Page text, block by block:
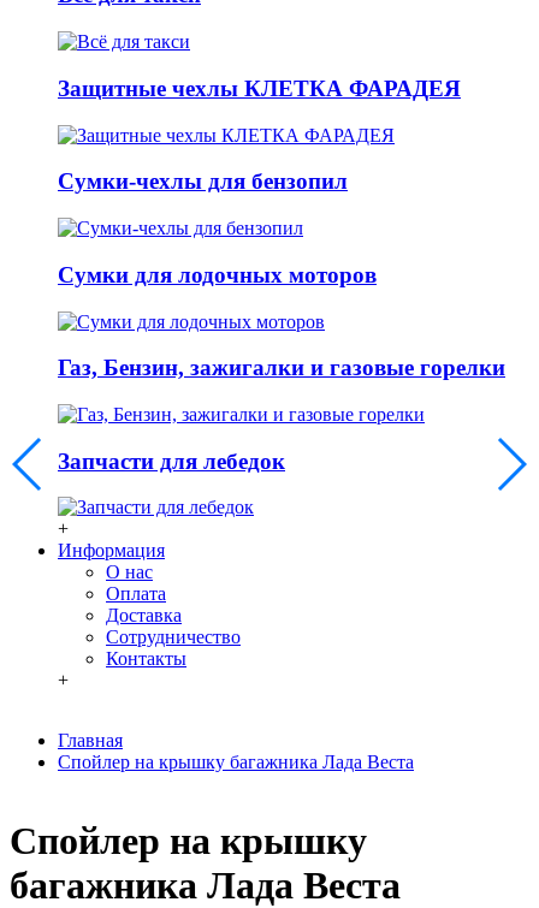
Защитные чехлы КЛЕТКА ФАРАДЕЯ
Сумки-чехлы для бензопил
Сумки для лодочных моторов
Газ, Бензин, зажигалки и газовые горелки
Запчасти для лебедок
+
Информация
О нас
Оплата
Доставка
Сотрудничество
Контакты
+
Главная
Спойлер на крышку багажника Лада Веста
Спойлер на крышку
багажника Лада Веста